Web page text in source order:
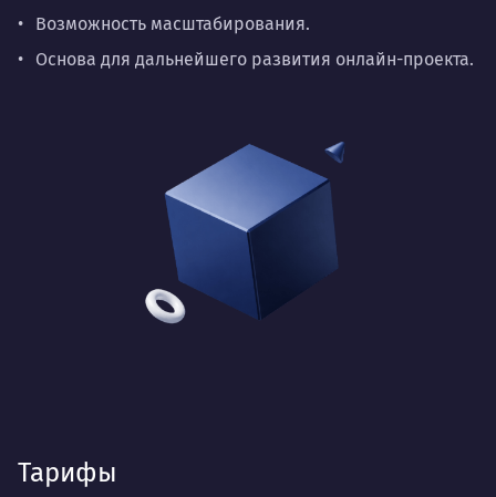
Возможность масштабирования.
Основа для дальнейшего развития онлайн-проекта.
Тарифы